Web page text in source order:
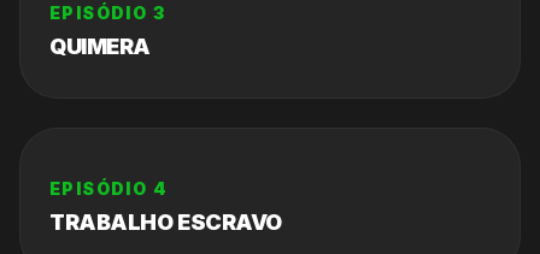
EPISÓDIO 3
QUIMERA
EPISÓDIO 4
TRABALHO ESCRAVO